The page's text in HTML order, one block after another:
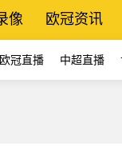
像 欧冠资讯
欧冠直播 中超直播